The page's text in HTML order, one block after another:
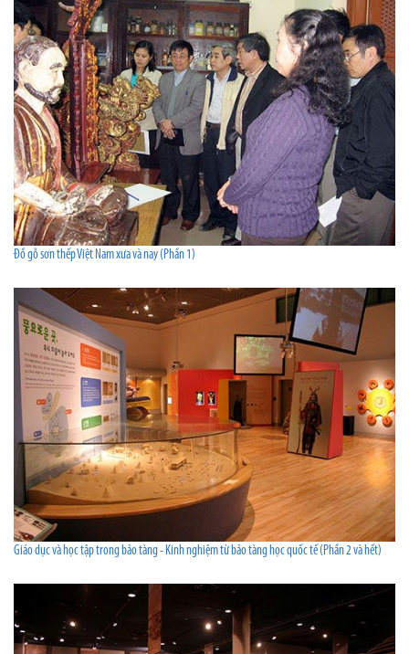
Đồ gỗ sơn thếp Việt Nam xưa và nay (Phần 1)
Giáo dục và học tập trong bảo tàng - Kinh nghiệm từ bảo tàng học quốc tế (Phần 2 và hết)